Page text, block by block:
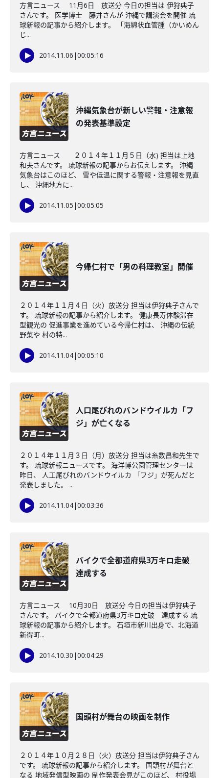
方言ニュース 11月6日 放送分 今日の担当は 伊狩典子
さんです。 医学博士 藤井さんが 沖縄で講演会を開催 琉
球新報の記事から紹介します。 「海綿状血管腫（かいめん
じ...
2014.11.06 |00:05:16
沖縄気象台が新しい警報・注意報
の発表基準設定
方言ニュース ２０１４年１１月５日（水) 担当は上地
和夫さんです。 琉球新報の記事からお伝えします。 沖縄
気象台はこのほど、 雪や低温に関する警報・注意報を見直
し、 沖縄地方に...
2014.11.05 |00:05:05
今帰仁村で「男の料理教室」開催
２０１４年１１月４日（火）放送分 担当は伊狩典子さんで
す。 琉球新報の記事から紹介します。 健康長寿体験滞在
型観光の 促進事業を進めている今帰仁村は、 沖縄の伝統
野菜や 村の特...
2014.11.04|00:05:10
人口尾びれのバンドウイルカ「フ
ジ」が亡くなる
２０１４年１１月３日（月）放送分 担当は糸数昌和先生で
す。 琉球新報ニュースです。 海洋博公園管理センターは
昨日、 人工尾びれのバンドウイルカ 「フジ」が死んだと
発表しました。 ...
2014.11.04|00:03:36
バイクで全都道府県3万キロ走破
達成する
方言ニュース 10月30日 放送分 今日の担当は伊狩典子
さんです。 バイクで全都道府県3万キロ走破 達成する 琉
球新報の記事から紹介します。 石垣市新川出身で、北海道
新得町...
2014.10.30 |00:04:29
国頭村が舞台の映画を制作
２０１４年１０月２８日（火）放送分 担当は伊狩典子さん
です。 琉球新報の記事から紹介します。 国頭村が舞台と
なる 地域発信型映画の 制作発表会見がこのほど、 村役場